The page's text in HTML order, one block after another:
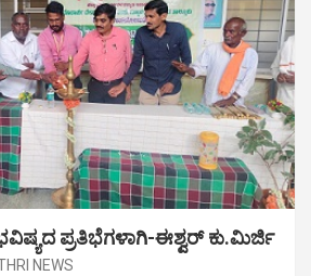
ಪ್ರತಿಭೆಗಳಾಗಿ-ಈಶ್ವರ್ ಕು.ಮಿರ್ಜಿ
NEWS